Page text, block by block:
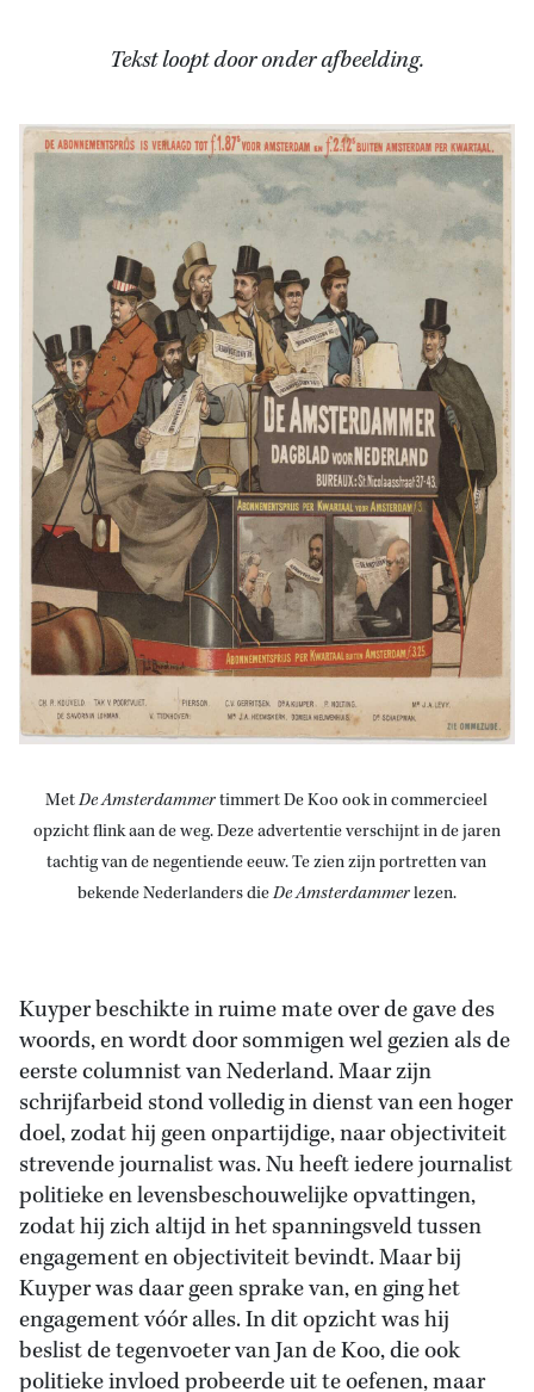
Tekst loopt door onder afbeelding.
MetDeAmsterdammertimmert De Koo ook in commercieel
opzicht flink aan de weg. Deze advertentie verschijnt in de jaren
tachtig van de negentiende eeuw. Te zien zijn portretten van
bekende Nederlanders dieDeAmsterdammerlezen.
Kuyper beschikte in ruime mate over de gave des
woords, en wordt door sommigen wel gezien als de
eerste columnist van Nederland. Maar zijn
schrijfarbeid stond volledig in dienst van een hoger
doel, zodat hij geen onpartijdige, naar objectiviteit
strevende journalist was. Nu heeft iedere journalist
politieke en levensbeschouwelijke opvattingen,
zodat hij zich altijd in het spanningsveld tussen
engagement en objectiviteit bevindt. Maar bij
Kuyper was daar geen sprake van, en ging het
engagement vóór alles. In dit opzicht was hij
beslist de tegenvoeter van Jan de Koo, die ook
politieke invloed probeerde uit te oefenen, maar